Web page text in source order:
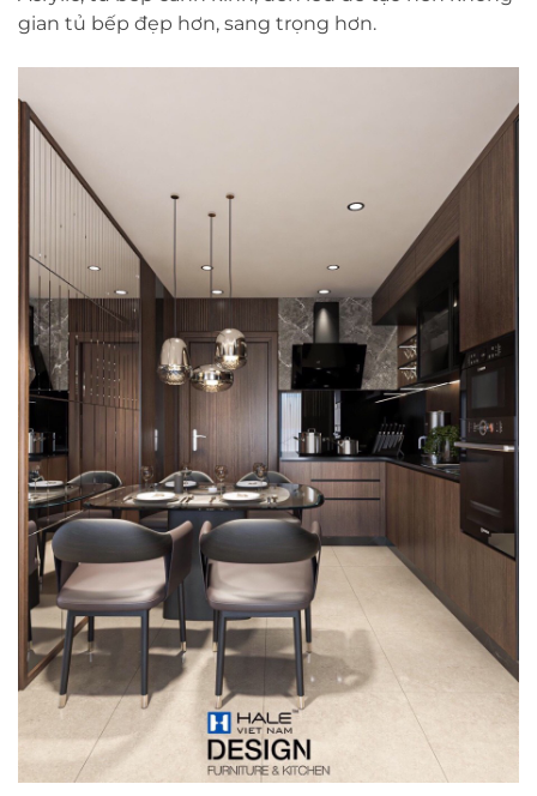
gian tủ bếp đẹp hơn, sang trọng hơn.